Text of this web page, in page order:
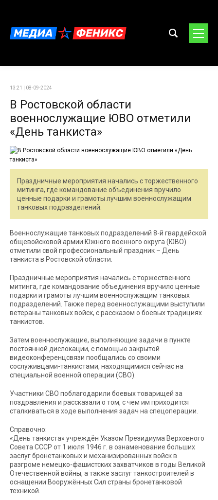
13:21 | 08-09-2024
В Ростовской области
военнослужащие ЮВО отметили
«День танкиста»
Праздничные мероприятия начались с торжественного
митинга, где командование объединения вручило
ценные подарки и грамоты лучшим военнослужащим
танковых подразделений.
Военнослужащие танковых подразделений 8-й гвардейской
общевойсковой армии Южного военного округа (ЮВО)
отметили свой профессиональный праздник – День
танкиста в Ростовской области.
Праздничные мероприятия начались с торжественного
митинга, где командование объединения вручило ценные
подарки и грамоты лучшим военнослужащим танковых
подразделений. Также перед военнослужащими выступили
ветераны танковых войск, с рассказом о боевых традициях
танкистов.
Затем военнослужащие, выполняющие задачи в пункте
постоянной дислокации, с помощью закрытой
видеоконференцсвязи пообщались со своими
сослуживцами-танкистами, находящимися сейчас на
специальной военной операции (СВО).
Участники СВО поблагодарили боевых товарищей за
поздравления и рассказали о том, с чем им приходится
сталкиваться в ходе выполнения задач на спецоперации.
Справочно:
«День танкиста» учреждён Указом Президиума Верховного
Совета СССР от 1 июля 1946 г. в ознаменование больших
заслуг бронетанковых и механизированных войск в
разгроме немецко-фашистских захватчиков в годы Великой
Отечественной войны, а также заслуг танкостроителей в
оснащении Вооружённых Сил страны бронетанковой
техникой.